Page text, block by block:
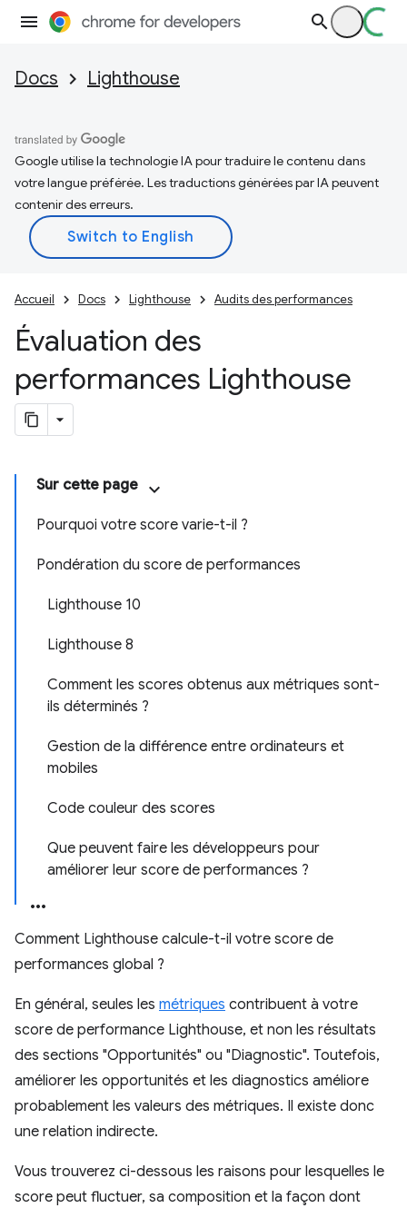
Docs Lighthouse
Google utilise la technologie IA pour traduire le contenu dans
votre langue préférée. Les traductions générées par IA peuvent
contenir des erreurs.
Accueil Docs Lighthouse Audits des performances
Évaluation des
performances Lighthouse
Sur cette page
Pourquoi votre score varie-t-il ?
Pondération du score de performances
Lighthouse 10
Lighthouse 8
Comment les scores obtenus aux métriques sont-
ils déterminés ?
Gestion de la différence entre ordinateurs et
mobiles
Code couleur des scores
Que peuvent faire les développeurs pour
améliorer leur score de performances ?
Comment Lighthouse calcule-t-il votre score de
performances global ?
En général, seules les métriques contribuent à votre
score de performance Lighthouse, et non les résultats
des sections "Opportunités" ou "Diagnostic". Toutefois,
améliorer les opportunités et les diagnostics améliore
probablement les valeurs des métriques. Il existe donc
une relation indirecte.
Vous trouverez ci-dessous les raisons pour lesquelles le
score peut fluctuer, sa composition et la façon dont